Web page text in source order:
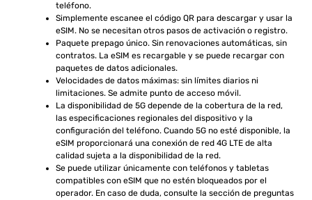
teléfono.
Simplemente escanee el código QR para descargar y usar la
eSIM. No se necesitan otros pasos de activación o registro.
Paquete prepago único. Sin renovaciones automáticas, sin
contratos. La eSIM es recargable y se puede recargar con
paquetes de datos adicionales.
Velocidades de datos máximas: sin límites diarios ni
limitaciones. Se admite punto de acceso móvil.
La disponibilidad de 5G depende de la cobertura de la red,
las especificaciones regionales del dispositivo y la
configuración del teléfono. Cuando 5G no esté disponible, la
eSIM proporcionará una conexión de red 4G LTE de alta
calidad sujeta a la disponibilidad de la red.
Se puede utilizar únicamente con teléfonos y tabletas
compatibles con eSIM que no estén bloqueados por el
operador. En caso de duda, consulte la sección de preguntas